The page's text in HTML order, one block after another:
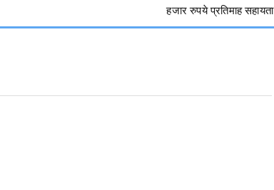
हजार रुपये प्रतिमाह सहायता